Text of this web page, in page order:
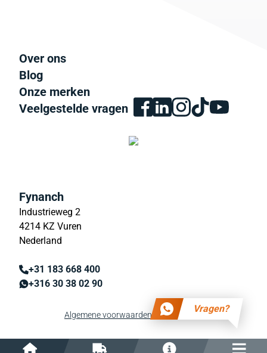
Vragen?
Over ons
Blog
Onze merken
Veelgestelde vragen
Fynanch
Industrieweg 2
4214 KZ Vuren
Nederland
+31 183 668 400
+316 30 38 02 90
Algemene voorwaardenPrivacy beleid